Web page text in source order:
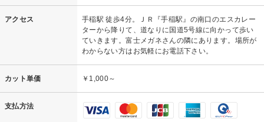
アクセス
手稲駅 徒歩4分。ＪＲ『手稲駅』の南口のエスカレー
ターから降りて、道なりに国道5号線に向かって歩い
ていきます。富士メガネさんの隣にあります。場所が
わからない方はお気軽にお電話下さい。
カット単価 ￥1,000～
支払方法